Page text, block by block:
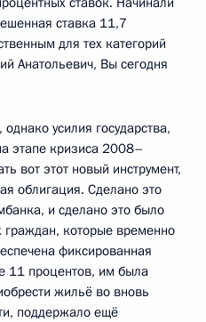
ставка 11,7
для тех категорий
Анатольевич, Вы сегодня
усилия государства,
этапе кризиса 2008–
вот этот новый инструмент,
облигация. Сделано это
и сделано это было
граждан, которые временно
фиксированная
11 процентов, им была
жильё во вновь
поддержало ещё